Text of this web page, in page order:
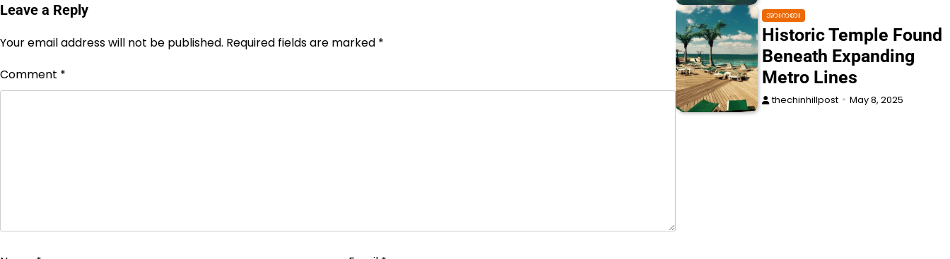
Leave a Reply
Your email address will not be published. Required fields are marked *
Comment *
အားကစား
Historic Temple Found
Beneath Expanding
Metro Lines
thechinhillpost May 8, 2025